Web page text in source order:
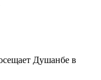
Душанбе в